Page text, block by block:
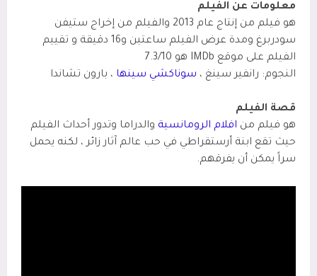
معلومات عن الفيلم
هو فيلم من إنتاج عام 2013 والفيلم من إخراج ستيفن
سودربرغ ومدة عرض الفيلم ساعتين و16 دقيقة و تقييم
الفيلم على موقع IMDb
هو 7.3/10
النجوم: رانفير سينغ ، سوناكشي سينها ، بارون تشاندا
قصة الفيلم
هو فيلم من افلام الرومانسية والدراما وتدور أحداث الفيلم
حيث تقع ابنة أرستقراطي في حب عالم آثار زائر ، لكنه يحمل
سراً يمكن أن يفرقهم.